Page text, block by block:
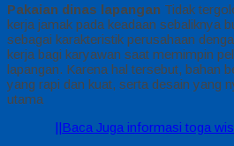
Pakaian dinas lapangan Tidak
kerja jamak pada keadaan sebaliknya
sebagai karakteristik perusahaan
kerja bagi karyawan saat memimpin
lapangan. Karena hal tersebut, bahan
yang rapi dan kuat, serta desain yang
utama
||Baca Juga informasi toga